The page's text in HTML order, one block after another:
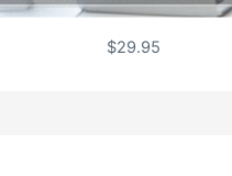
$29.95